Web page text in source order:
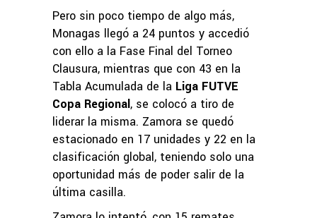
Pero sin poco tiempo de algo más,
Monagas llegó a 24 puntos y accedió
con ello a la Fase Final del Torneo
Clausura, mientras que con 43 en la
Tabla Acumulada de la Liga FUTVE
Copa Regional, se colocó a tiro de
liderar la misma. Zamora se quedó
estacionado en 17 unidades y 22 en la
clasificación global, teniendo solo una
oportunidad más de poder salir de la
última casilla.